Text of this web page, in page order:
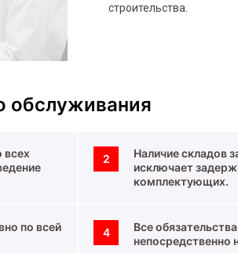
строительства.
обслуживания
всех
2
Наличие складов
исключает
комплектующих.
по всей
4
Все
непосредственно